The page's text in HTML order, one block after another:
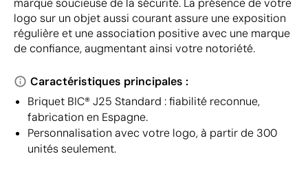
logo sur un objet aussi courant assure une exposition
régulière et une association positive avec une marque
de confiance, augmentant ainsi votre notoriété.
Caractéristiques principales :
Briquet BIC® J25 Standard : fiabilité reconnue,
fabrication en Espagne.
Personnalisation avec votre logo, à partir de 300
unités seulement.